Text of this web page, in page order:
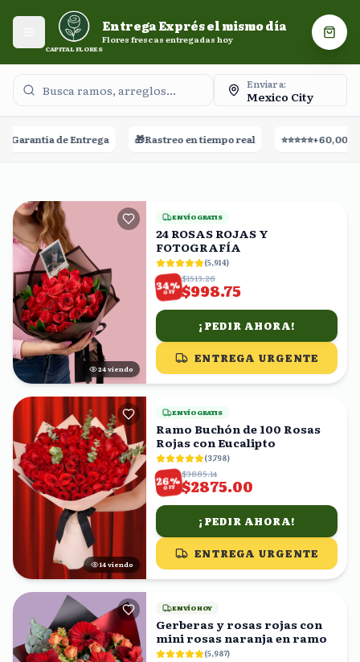
Entrega Exprés el mismo día. Flores frescas entregadas
Abrir menú
CAPITAL FLORES
Entrega Exprés el mismo día
Flores frescas entregadas hoy
Enviar a:
Mexico City
🎁Rastreo en tiempo real ⭐⭐⭐⭐⭐+60,000 Reseñas
25 viendo
ENVÍO GRATIS
24 ROSAS ROJAS Y
FOTOGRAFÍA
(5,914)
34%
OFF
$1513.26
$998.75
¡PEDIR AHORA!
ENTREGA URGENTE
14 viendo
ENVÍO GRATIS
Ramo Buchón de 100 Rosas
Rojas con Eucalipto
(3,798)
26%
OFF
$3885.14
$2875.00
¡PEDIR AHORA!
ENTREGA URGENTE
ENVÍO HOY
Gerberas y rosas rojas con
mini rosas naranja en ramo
(5,987)